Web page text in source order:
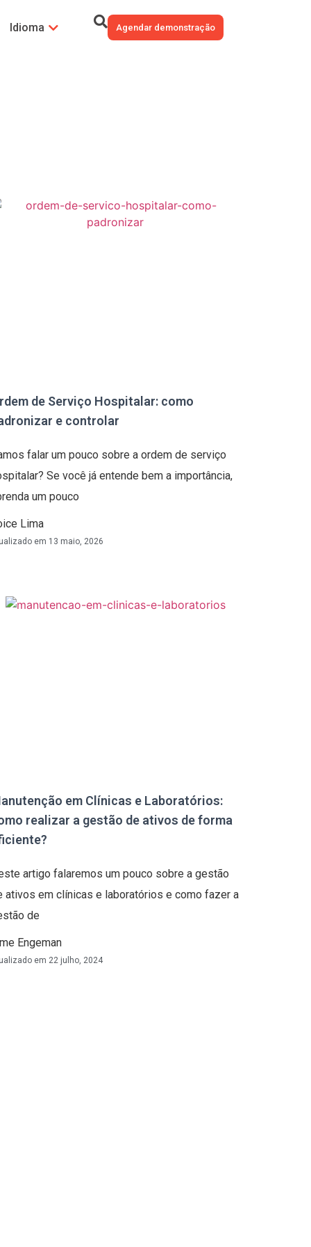
Idioma Agendar demonstração
de Serviço Hospitalar: como
e controlar
falar um pouco sobre a ordem de serviço
Se você já entende bem a importância,
um pouco
Lima
em 13 maio, 2026
em Clínicas e Laboratórios:
realizar a gestão de ativos de forma
artigo falaremos um pouco sobre a gestão
ativos em clínicas e laboratórios e como fazer a
de
Engeman
em 22 julho, 2024